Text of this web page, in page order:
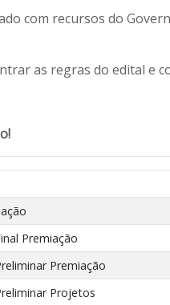
com recursos do
as regras do edital e
Premiação
Premiação
Projetos